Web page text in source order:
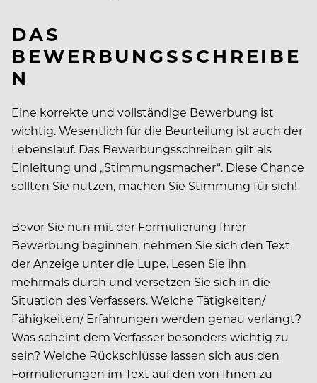
DAS
BEWERBUNGSSCHREIBE
N
Eine korrekte und vollständige Bewerbung ist
wichtig. Wesentlich für die Beurteilung ist auch der
Lebenslauf. Das Bewerbungsschreiben gilt als
Einleitung und „Stimmungsmacher“. Diese Chance
sollten Sie nutzen, machen Sie Stimmung für sich!
Bevor Sie nun mit der Formulierung Ihrer
Bewerbung beginnen, nehmen Sie sich den Text
der Anzeige unter die Lupe. Lesen Sie ihn
mehrmals durch und versetzen Sie sich in die
Situation des Verfassers. Welche Tätigkeiten/
Fähigkeiten/ Erfahrungen werden genau verlangt?
Was scheint dem Verfasser besonders wichtig zu
sein? Welche Rückschlüsse lassen sich aus den
Formulierungen im Text auf den von Ihnen zu